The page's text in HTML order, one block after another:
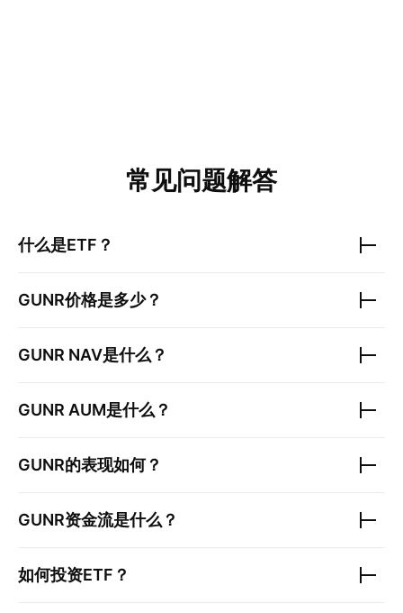
常见问题解答
什么是ETF？
GUNR价格是多少？
GUNR NAV是什么？
GUNR AUM是什么？
GUNR的表现如何？
GUNR资金流是什么？
如何投资ETF？